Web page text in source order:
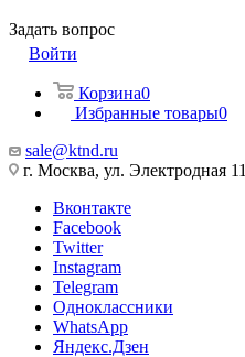
Задать вопрос
Войти
Корзина0
Избранные товары0
sale@ktnd.ru
г. Москва, ул. Электродная 11
Вконтакте
Facebook
Twitter
Instagram
Telegram
Одноклассники
WhatsApp
Яндекс.Дзен